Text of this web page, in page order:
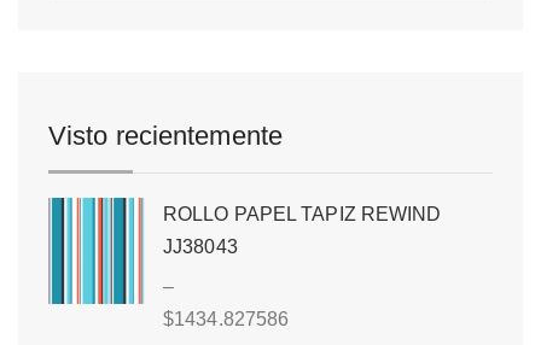
Visto recientemente
ROLLO PAPEL TAPIZ REWIND
JJ38043
–
$1434.827586